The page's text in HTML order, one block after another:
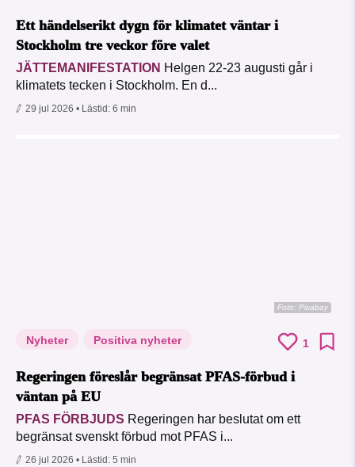
Ett händelserikt dygn för klimatet väntar i
Stockholm tre veckor före valet
JÄTTEMANIFESTATION Helgen 22-23 augusti går i
klimatets tecken i Stockholm. En d...
29 jul 2026 • Lästid: 6 min
Foto: Pixabay
Nyheter Positiva nyheter 1
Regeringen föreslår begränsat PFAS-förbud i
väntan på EU
PFAS FÖRBJUDS Regeringen har beslutat om ett
begränsat svenskt förbud mot PFAS i...
26 jul 2026 • Lästid: 5 min